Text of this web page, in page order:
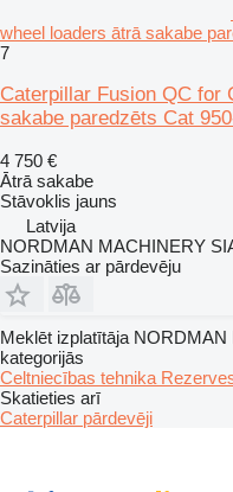
wheel loaders ātrā sakabe
7
Caterpillar Fusion QC for
sakabe paredzēts Cat
4 750 €
Ātrā sakabe
Stāvoklis jauns
Latvija
NORDMAN MACHINERY
Sazināties ar pārdevēju
Meklēt izplatītāja
kategorijās
Celtniecības tehnika
Skatieties arī
Caterpillar pārdevēji